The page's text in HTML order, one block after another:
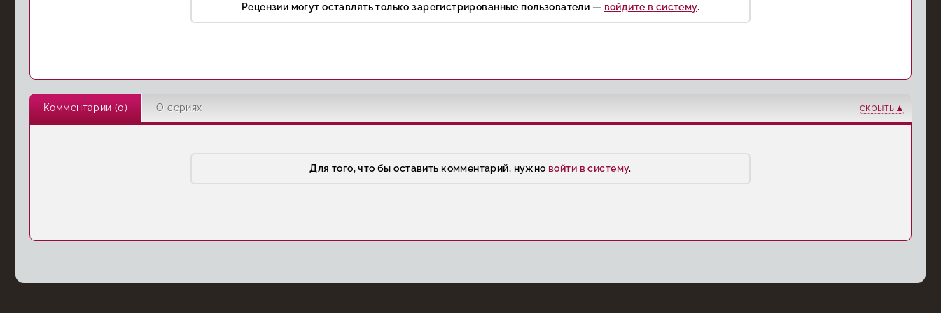
Рецензии могут оставлять только зарегистрированные пользователи — войдите в систему.
Комментарии (0) О сериях скрыть
Для того, что бы оставить комментарий, нужно войти в систему.